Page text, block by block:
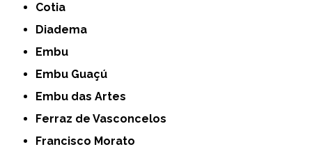
Cotia
Diadema
Embu
Embu Guaçú
Embu das Artes
Ferraz de Vasconcelos
Francisco Morato